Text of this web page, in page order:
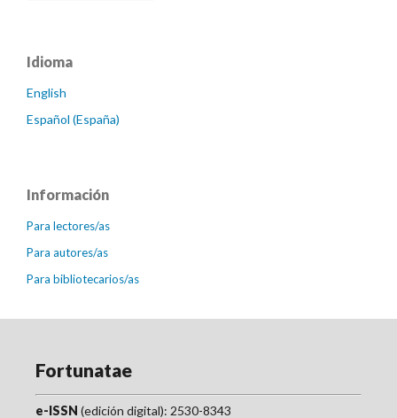
Idioma
English
Español (España)
Información
Para lectores/as
Para autores/as
Para bibliotecarios/as
Fortunatae
e-ISSN (edición digital): 2530-8343